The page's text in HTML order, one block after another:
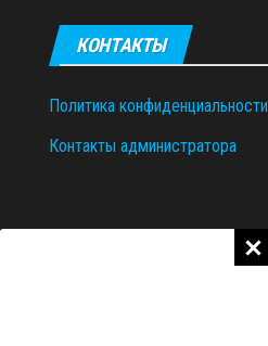
КОНТАКТЫ
Политика конфиденциальности
Контакты администратора